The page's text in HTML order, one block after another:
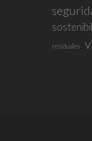
residuales